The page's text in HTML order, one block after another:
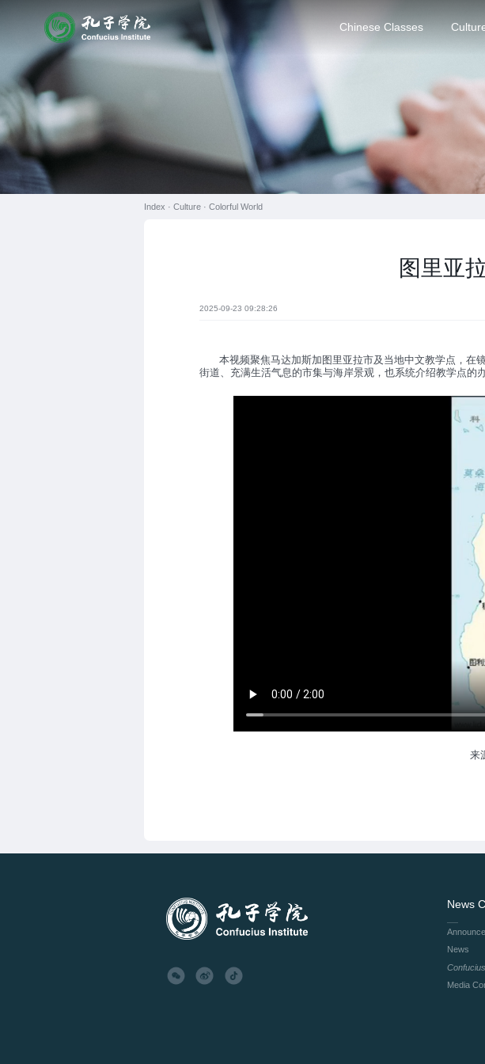
Chinese Classes
Index · Culture · Colorful World
图里亚
2025-09-23 09:28:26
本视频聚焦马达加斯加图里亚拉市及当地中文教学点，在
街道、充满生活气息的市集与海岸景观，也系统介绍教学点的
来
News
News
Media